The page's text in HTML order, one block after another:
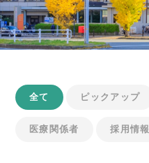
全て ピックアップ
医療関係者 採用情報